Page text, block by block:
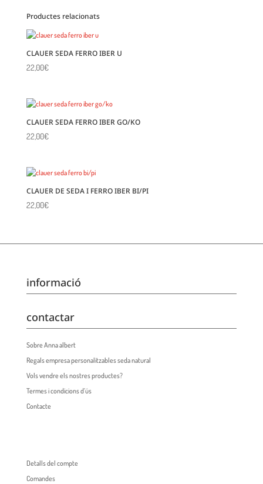
Productes relacionats
CLAUER SEDA FERRO IBER U
22,00€
CLAUER SEDA FERRO IBER GO/KO
22,00€
CLAUER DE SEDA I FERRO IBER BI/PI
22,00€
informació
contactar
Sobre Anna albert
Regals empresa personalitzables seda natural
Vols vendre els nostres productes?
Termes i condicions d’ús
Contacte
Detalls del compte
Comandes